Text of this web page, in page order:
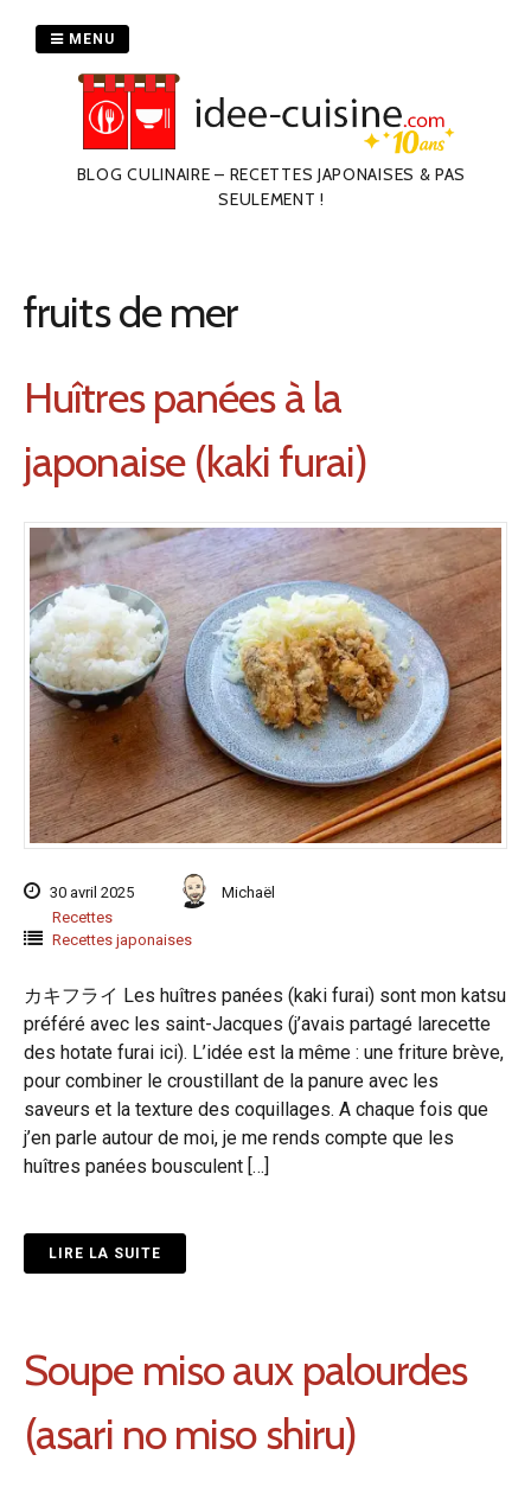
BLOG CULINAIRE – RECETTES JAPONAISES & PAS
SEULEMENT !
MENU
fruits de mer
Huîtres panées à la
japonaise (kaki furai)
30 avril 2025
Michaël
Recettes
Recettes japonaises
カキフライ Les huîtres panées (kaki furai) sont mon katsu
préféré avec les saint-Jacques (j’avais partagé larecette
des hotate furai ici). L’idée est la même : une friture brève,
pour combiner le croustillant de la panure avec les
saveurs et la texture des coquillages. A chaque fois que
j’en parle autour de moi, je me rends compte que les
huîtres panées bousculent […]
LIRE LA SUITE
Soupe miso aux palourdes
(asari no miso shiru)